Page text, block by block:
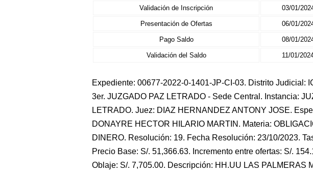
Validación de Inscripción 03/01/
Presentación de Ofertas 06/01/
Pago Saldo 08/01/
Validación del Saldo 11/01/
Expediente: 00677-2022-0-1401-JP-CI-03. Distrito Judicial:
3er. JUZGADO PAZ LETRADO - Sede Central. Instancia:
LETRADO. Juez: DIAZ HERNANDEZ ANTONY JOSE.
DONAYRE HECTOR HILARIO MARTIN. Materia:
DINERO. Resolución: 19. Fecha Resolución: 23/10/2023.
Precio Base: S/. 51,366.63. Incremento entre ofertas: S/.
Oblaje: S/. 7,705.00. Descripción: HH.UU LAS PALMERAS